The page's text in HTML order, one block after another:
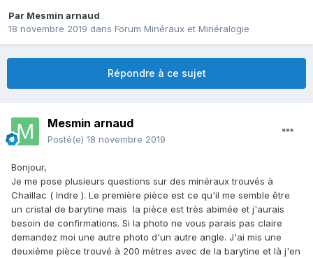
Par Mesmin arnaud
18 novembre 2019 dans Forum Minéraux et Minéralogie
Répondre à ce sujet
Mesmin arnaud
Posté(e) 18 novembre 2019
Bonjour,
Je me pose plusieurs questions sur des minéraux trouvés à
Chaillac ( Indre ). Le première pièce est ce qu'il me semble être
un cristal de barytine mais la pièce est très abimée et j'aurais
besoin de confirmations. Si la photo ne vous parais pas claire
demandez moi une autre photo d'un autre angle. J'ai mis une
deuxième pièce trouvé à 200 mètres avec de la barytine et là j'en